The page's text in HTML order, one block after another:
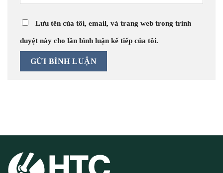
Lưu tên của tôi, email, và trang web trong trình
duyệt này cho lần bình luận kế tiếp của tôi.